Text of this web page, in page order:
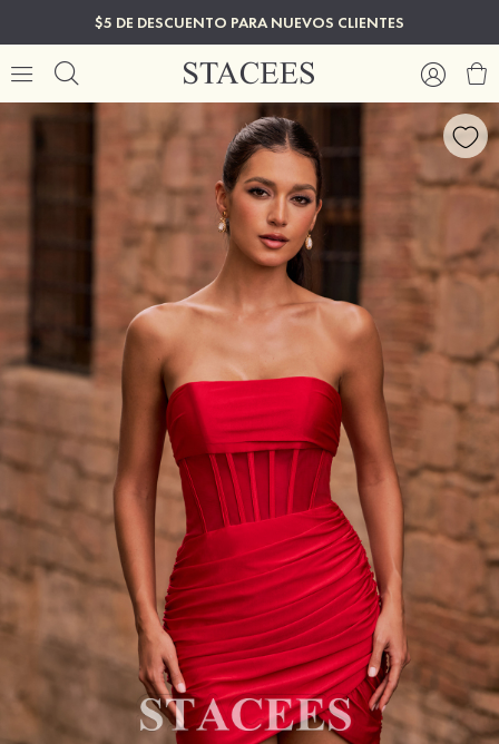
$5 DE DESCUENTO PARA NUEVOS CLIENTES